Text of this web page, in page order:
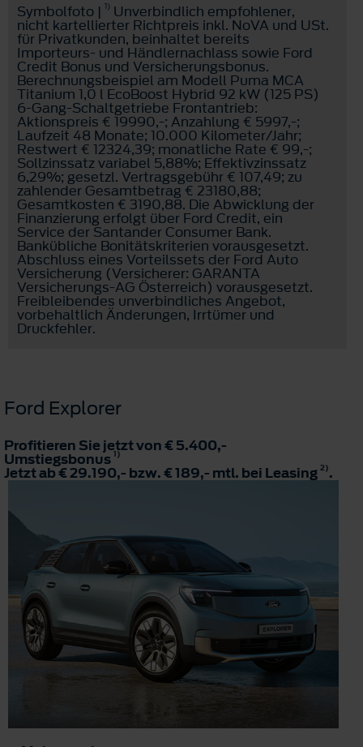
Symbolfoto | 1) Unverbindlich empfohlener,
nicht kartellierter Richtpreis inkl. NoVA und USt.
für Privatkunden, beinhaltet bereits
Importeurs- und Händlernachlass sowie Ford
Credit Bonus und Versicherungsbonus.
Berechnungsbeispiel am Modell Puma MCA
Titanium 1,0 l EcoBoost Hybrid 92 kW (125 PS)
6-Gang-Schaltgetriebe Frontantrieb:
Aktionspreis € 19990,-; Anzahlung € 5997,-;
Laufzeit 48 Monate; 10.000 Kilometer/Jahr;
Restwert € 12324,39; monatliche Rate € 99,-;
Sollzinssatz variabel 5,88%; Effektivzinssatz
6,29%; gesetzl. Vertragsgebühr € 107,49; zu
zahlender Gesamtbetrag € 23180,88;
Gesamtkosten € 3190,88. Die Abwicklung der
Finanzierung erfolgt über Ford Credit, ein
Service der Santander Consumer Bank.
Bankübliche Bonitätskriterien vorausgesetzt.
Abschluss eines Vorteilssets der Ford Auto
Versicherung (Versicherer: GARANTA
Versicherungs-AG Österreich) vorausgesetzt.
Freibleibendes unverbindliches Angebot,
vorbehaltlich Änderungen, Irrtümer und
Druckfehler.
Ford Explorer
Profitieren Sie jetzt von € 5.400,-
Umstiegsbonus 1)
Jetzt ab € 29.190,- bzw. € 189,- mtl. bei Leasing 2).